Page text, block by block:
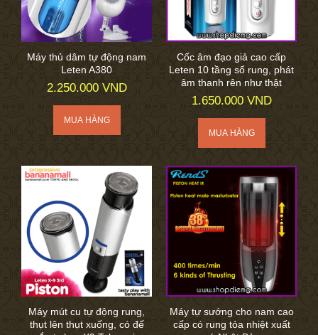
Máy thủ dâm tự động nam
Leten A380
2.250.000 VND
Cốc âm đạo giả cao cấp
Leten 10 tầng số rung, phát
âm thanh rên như thật
1.650.000 VND
Máy mút cu tự động rung,
thụt lên thụt xuống, có đế
Máy tự sướng cho nam cao
cấp có rung tỏa nhiệt xuất